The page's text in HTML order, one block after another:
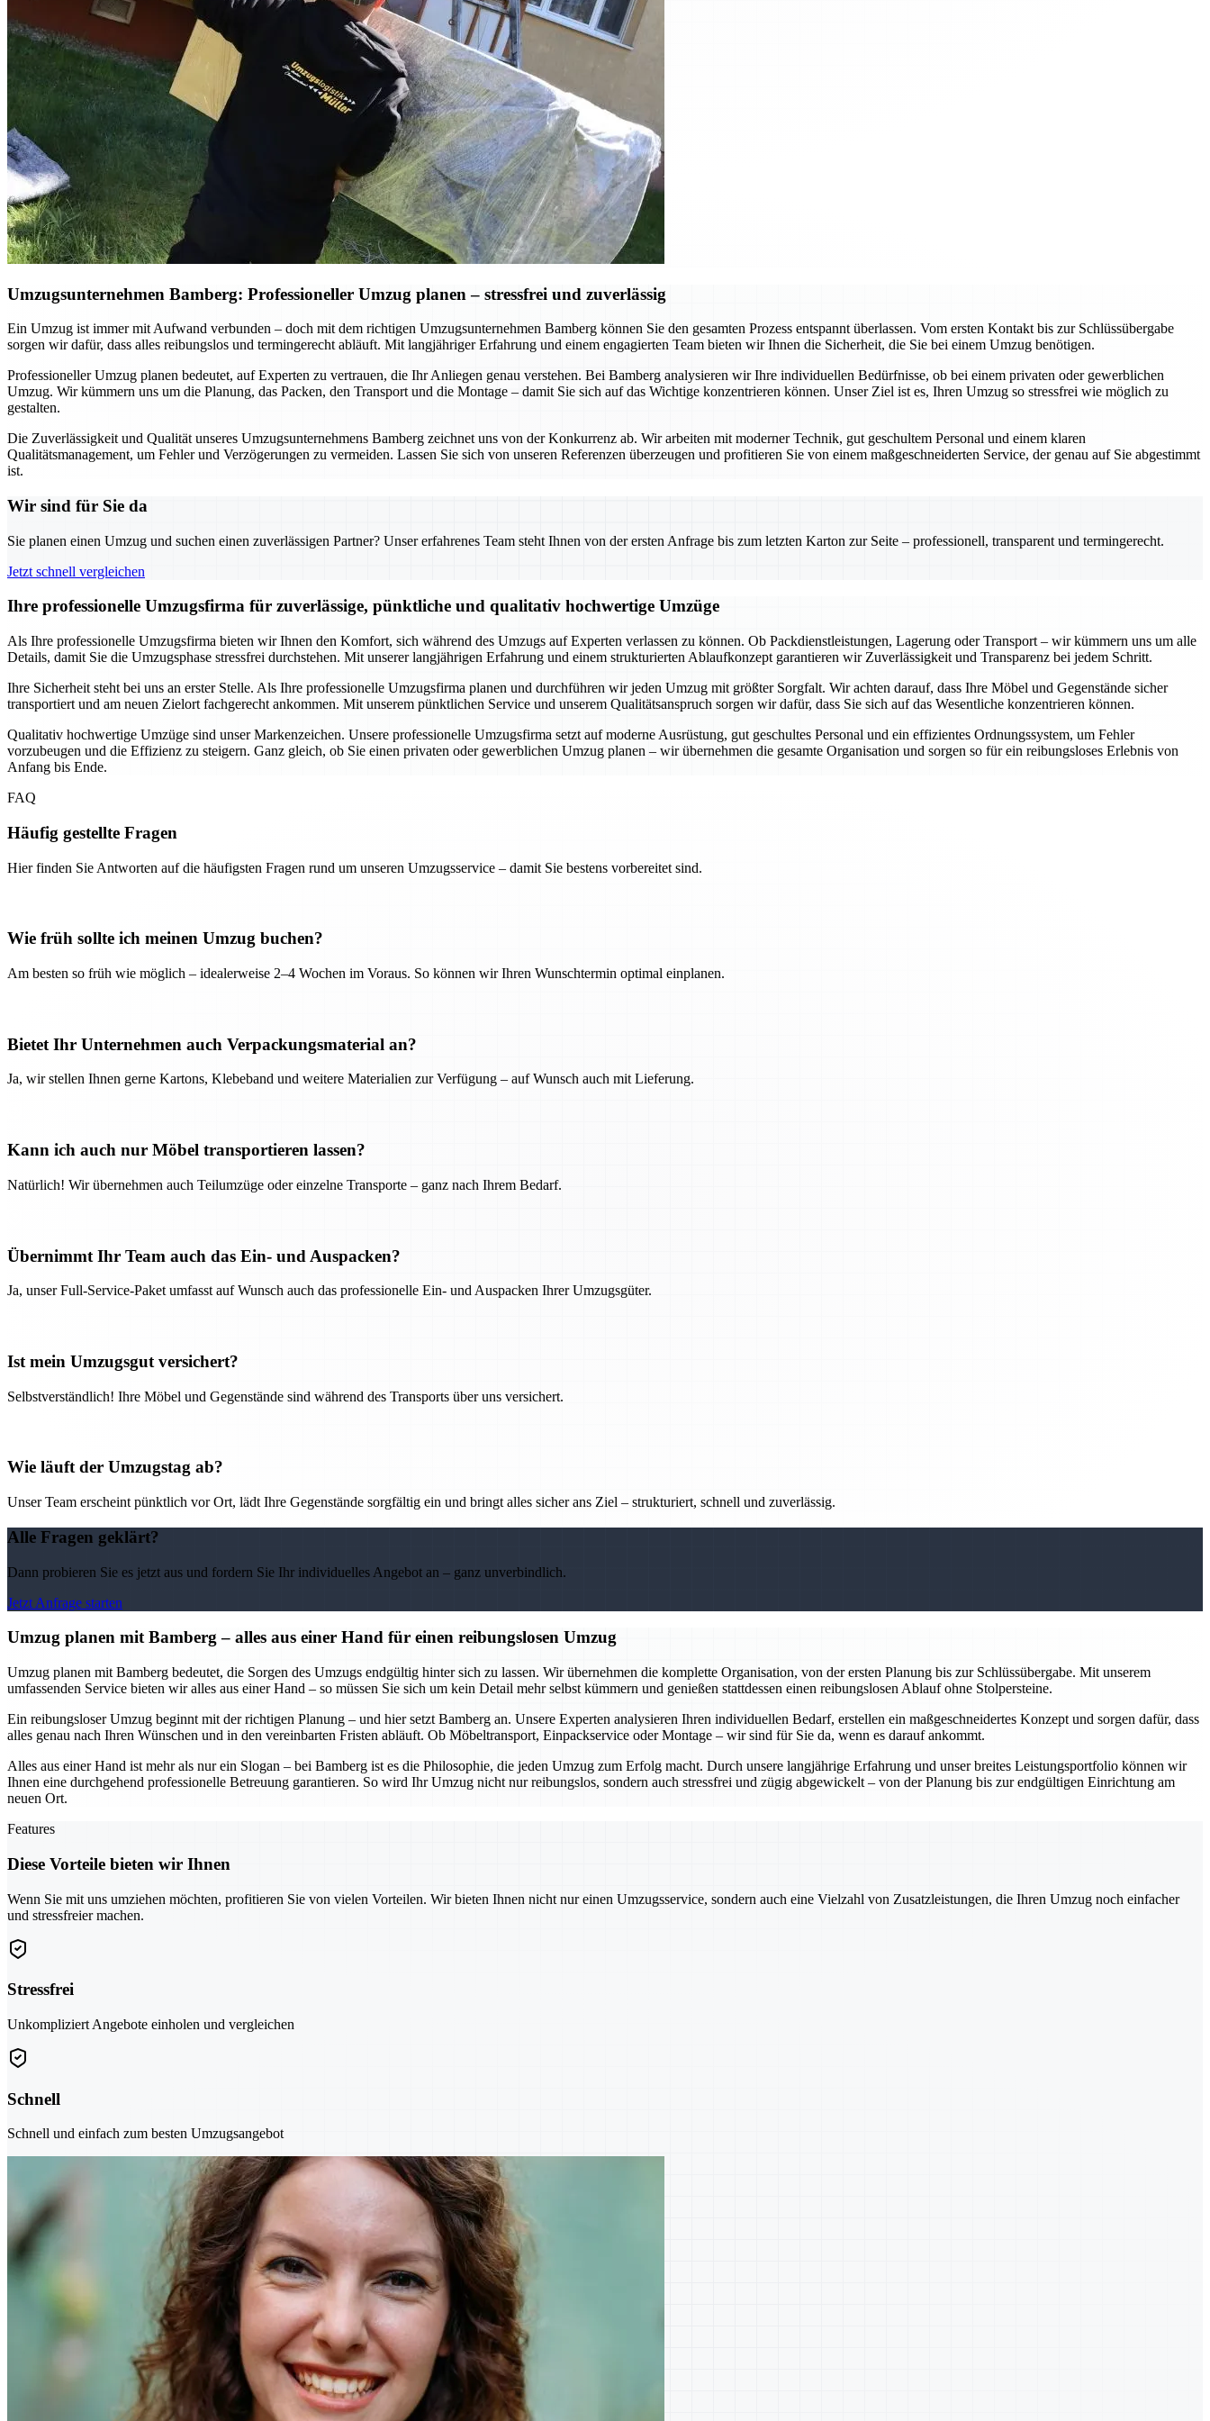
Umzugsunternehmen Bamberg: Professioneller Umzug planen – stressfrei und zuverlässig
Ein Umzug ist immer mit Aufwand verbunden – doch mit dem richtigen Umzugsunternehmen Bamberg können Sie den gesamten Prozess entspannt überlassen. Vom ersten Kontakt bis zur Schlüssübergabe
sorgen wir dafür, dass alles reibungslos und termingerecht abläuft. Mit langjähriger Erfahrung und einem engagierten Team bieten wir Ihnen die Sicherheit, die Sie bei einem Umzug benötigen.
Professioneller Umzug planen bedeutet, auf Experten zu vertrauen, die Ihr Anliegen genau verstehen. Bei Bamberg analysieren wir Ihre individuellen Bedürfnisse, ob bei einem privaten oder gewerblichen
Umzug. Wir kümmern uns um die Planung, das Packen, den Transport und die Montage – damit Sie sich auf das Wichtige konzentrieren können. Unser Ziel ist es, Ihren Umzug so stressfrei wie möglich zu
gestalten.
Die Zuverlässigkeit und Qualität unseres Umzugsunternehmens Bamberg zeichnet uns von der Konkurrenz ab. Wir arbeiten mit moderner Technik, gut geschultem Personal und einem klaren
Qualitätsmanagement, um Fehler und Verzögerungen zu vermeiden. Lassen Sie sich von unseren Referenzen überzeugen und profitieren Sie von einem maßgeschneiderten Service, der genau auf Sie abgestimmt
ist.
Wir sind für Sie da
Sie planen einen Umzug und suchen einen zuverlässigen Partner? Unser erfahrenes Team steht Ihnen von der ersten Anfrage bis zum letzten Karton zur Seite – professionell, transparent und termingerecht.
Jetzt schnell vergleichen
Ihre professionelle Umzugsfirma für zuverlässige, pünktliche und qualitativ hochwertige Umzüge
Als Ihre professionelle Umzugsfirma bieten wir Ihnen den Komfort, sich während des Umzugs auf Experten verlassen zu können. Ob Packdienstleistungen, Lagerung oder Transport – wir kümmern uns um alle
Details, damit Sie die Umzugsphase stressfrei durchstehen. Mit unserer langjährigen Erfahrung und einem strukturierten Ablaufkonzept garantieren wir Zuverlässigkeit und Transparenz bei jedem Schritt.
Ihre Sicherheit steht bei uns an erster Stelle. Als Ihre professionelle Umzugsfirma planen und durchführen wir jeden Umzug mit größter Sorgfalt. Wir achten darauf, dass Ihre Möbel und Gegenstände sicher
transportiert und am neuen Zielort fachgerecht ankommen. Mit unserem pünktlichen Service und unserem Qualitätsanspruch sorgen wir dafür, dass Sie sich auf das Wesentliche konzentrieren können.
Qualitativ hochwertige Umzüge sind unser Markenzeichen. Unsere professionelle Umzugsfirma setzt auf moderne Ausrüstung, gut geschultes Personal und ein effizientes Ordnungssystem, um Fehler
vorzubeugen und die Effizienz zu steigern. Ganz gleich, ob Sie einen privaten oder gewerblichen Umzug planen – wir übernehmen die gesamte Organisation und sorgen so für ein reibungsloses Erlebnis von
Anfang bis Ende.
FAQ
Häufig gestellte Fragen
Hier finden Sie Antworten auf die häufigsten Fragen rund um unseren Umzugsservice – damit Sie bestens vorbereitet sind.
Wie früh sollte ich meinen Umzug buchen?
Am besten so früh wie möglich – idealerweise 2–4 Wochen im Voraus. So können wir Ihren Wunschtermin optimal einplanen.
Bietet Ihr Unternehmen auch Verpackungsmaterial an?
Ja, wir stellen Ihnen gerne Kartons, Klebeband und weitere Materialien zur Verfügung – auf Wunsch auch mit Lieferung.
Kann ich auch nur Möbel transportieren lassen?
Natürlich! Wir übernehmen auch Teilumzüge oder einzelne Transporte – ganz nach Ihrem Bedarf.
Übernimmt Ihr Team auch das Ein- und Auspacken?
Ja, unser Full-Service-Paket umfasst auf Wunsch auch das professionelle Ein- und Auspacken Ihrer Umzugsgüter.
Ist mein Umzugsgut versichert?
Selbstverständlich! Ihre Möbel und Gegenstände sind während des Transports über uns versichert.
Wie läuft der Umzugstag ab?
Unser Team erscheint pünktlich vor Ort, lädt Ihre Gegenstände sorgfältig ein und bringt alles sicher ans Ziel – strukturiert, schnell und zuverlässig.
Alle Fragen geklärt?
Dann probieren Sie es jetzt aus und fordern Sie Ihr individuelles Angebot an – ganz unverbindlich.
Jetzt Anfrage starten
Umzug planen mit Bamberg – alles aus einer Hand für einen reibungslosen Umzug
Umzug planen mit Bamberg bedeutet, die Sorgen des Umzugs endgültig hinter sich zu lassen. Wir übernehmen die komplette Organisation, von der ersten Planung bis zur Schlüssübergabe. Mit unserem
umfassenden Service bieten wir alles aus einer Hand – so müssen Sie sich um kein Detail mehr selbst kümmern und genießen stattdessen einen reibungslosen Ablauf ohne Stolpersteine.
Ein reibungsloser Umzug beginnt mit der richtigen Planung – und hier setzt Bamberg an. Unsere Experten analysieren Ihren individuellen Bedarf, erstellen ein maßgeschneidertes Konzept und sorgen dafür, dass
alles genau nach Ihren Wünschen und in den vereinbarten Fristen abläuft. Ob Möbeltransport, Einpackservice oder Montage – wir sind für Sie da, wenn es darauf ankommt.
Alles aus einer Hand ist mehr als nur ein Slogan – bei Bamberg ist es die Philosophie, die jeden Umzug zum Erfolg macht. Durch unsere langjährige Erfahrung und unser breites Leistungsportfolio können wir
Ihnen eine durchgehend professionelle Betreuung garantieren. So wird Ihr Umzug nicht nur reibungslos, sondern auch stressfrei und zügig abgewickelt – von der Planung bis zur endgültigen Einrichtung am
neuen Ort.
Features
Diese Vorteile bieten wir Ihnen
Wenn Sie mit uns umziehen möchten, profitieren Sie von vielen Vorteilen. Wir bieten Ihnen nicht nur einen Umzugsservice, sondern auch eine Vielzahl von Zusatzleistungen, die Ihren Umzug noch einfacher
und stressfreier machen.
Stressfrei
Unkompliziert Angebote einholen und vergleichen
Schnell
Schnell und einfach zum besten Umzugsangebot